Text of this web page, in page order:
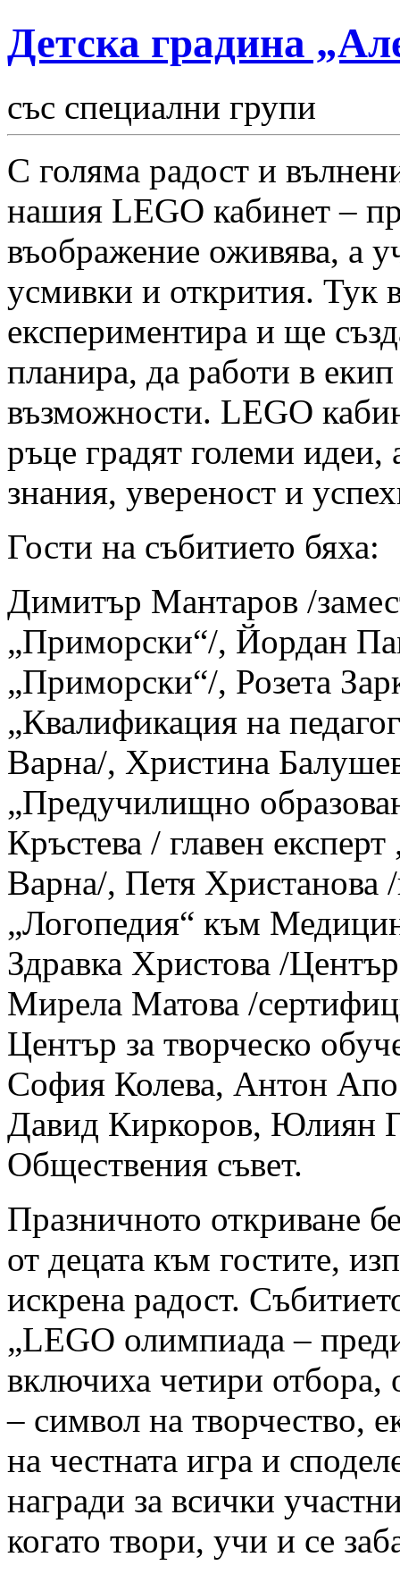
Детска градина
със специални групи
С голяма радост и
нашия LEGO кабинет –
въображение оживява, а
усмивки и открития. Тук
експериментира и ще
планира, да работи в
възможности. LEGO
ръце градят големи
знания, увереност и
Гости на събитието бяха:
Димитър Мантаров /
„Приморски“/, Йордан
„Приморски“/, Розета
„Квалификация на
Варна/, Христина
„Предучилищно
Кръстева / главен
Варна/, Петя Христанова /
„Логопедия“ към
Здравка Христова /
Мирела Матова /
Център за творческо
София Колева, Антон
Давид Киркоров, Юлиян
Обществения съвет.
Празничното откриване
от децата към гостите,
искрена радост.
„LEGO олимпиада –
включиха четири отбора,
– символ на творчество,
на честната игра и
награди за всички
когато твори, учи и се